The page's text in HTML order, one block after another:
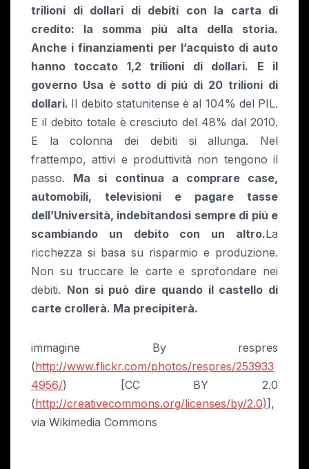
trilioni di dollari di debiti con la carta di
credito: la somma piú alta della storia.
Anche i finanziamenti per l’acquisto di auto
hanno toccato 1,2 trilioni di dollari. E il
governo Usa è sotto di piú di 20 trilioni di
dollari. Il debito statunitense è al 104% del PIL.
E il debito totale è cresciuto del 48% dal 2010.
E la colonna dei debiti si allunga. Nel
frattempo, attivi e produttività non tengono il
passo. Ma si continua a comprare case,
automobili, televisioni e pagare tasse
dell’Università, indebitandosi sempre di piú e
scambiando un debito con un altro.La
ricchezza si basa su risparmio e produzione.
Non su truccare le carte e sprofondare nei
debiti. Non si può dire quando il castello di
carte crollerà. Ma precipiterà.
immagine By respres
(http://www.flickr.com/photos/respres/253933
4956/) [CC BY 2.0
(http://creativecommons.org/licenses/by/2.0)],
via Wikimedia Commons